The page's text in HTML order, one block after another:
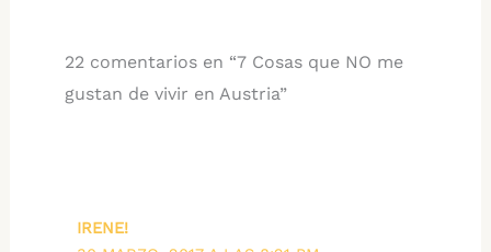
22 comentarios en “7 Cosas que NO me
gustan de vivir en Austria”
IRENE!